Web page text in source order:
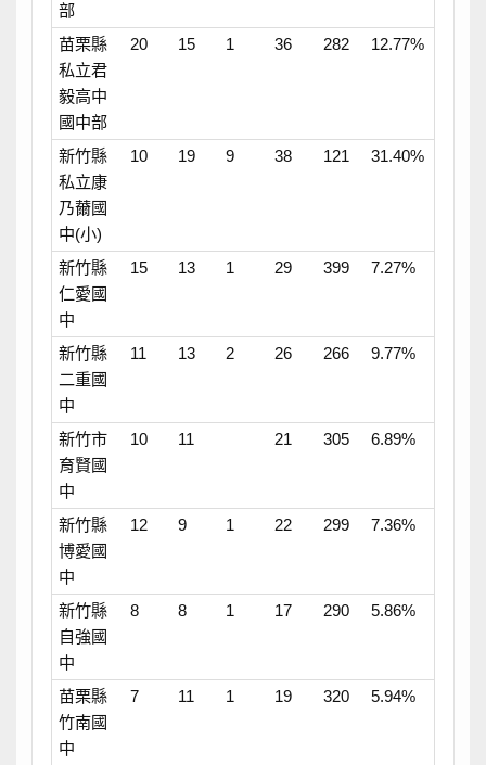
部
苗栗縣
私立君
毅高中
國中部
20 15 1 36 282 12.77%
新竹縣
私立康
乃薾國
中(小)
10 19 9 38 121 31.40%
新竹縣
仁愛國
中
15 13 1 29 399 7.27%
新竹縣
二重國
中
11 13 2 26 266 9.77%
新竹市
育賢國
中
10 11 21 305 6.89%
新竹縣
博愛國
中
12 9 1 22 299 7.36%
新竹縣
自強國
中
8 8 1 17 290 5.86%
苗栗縣
竹南國
中
7 11 1 19 320 5.94%